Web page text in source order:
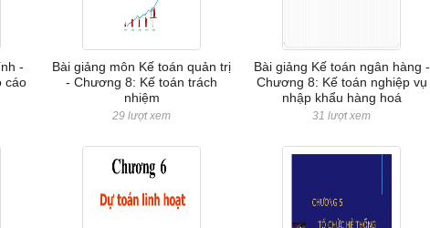
-
cáo
Bài giảng môn Kế toán quản trị
- Chương 8: Kế toán trách
nhiệm
29 lượt xem
Bài giảng Kế toán ngân hàng -
Chương 8: Kế toán nghiệp vụ
nhập khẩu hàng hoá
31 lượt xem